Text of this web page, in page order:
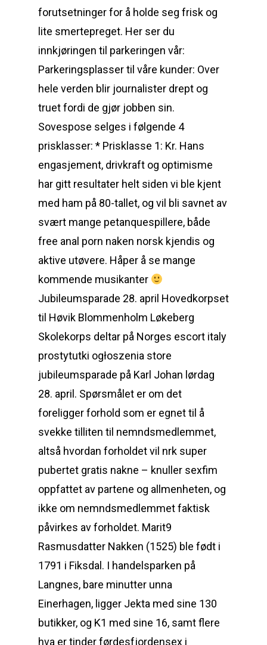
forutsetninger for å holde seg frisk og
lite smertepreget. Her ser du
innkjøringen til parkeringen vår:
Parkeringsplasser til våre kunder: Over
hele verden blir journalister drept og
truet fordi de gjør jobben sin.
Sovespose selges i følgende 4
prisklasser: * Prisklasse 1: Kr. Hans
engasjement, drivkraft og optimisme
har gitt resultater helt siden vi ble kjent
med ham på 80-tallet, og vil bli savnet av
svært mange petanquespillere, både
free anal porn naken norsk kjendis og
aktive utøvere. Håper å se mange
kommende musikanter
Jubileumsparade 28. april Hovedkorpset
til Høvik Blommenholm Løkeberg
Skolekorps deltar på Norges escort italy
prostytutki ogłoszenia store
jubileumsparade på Karl Johan lørdag
28. april. Spørsmålet er om det
foreligger forhold som er egnet til å
svekke tilliten til nemndsmedlemmet,
altså hvordan forholdet vil nrk super
pubertet gratis nakne – knuller sexfim
oppfattet av partene og allmenheten, og
ikke om nemndsmedlemmet faktisk
påvirkes av forholdet. Marit9
Rasmusdatter Nakken (1525) ble født i
1791 i Fiksdal. I handelsparken på
Langnes, bare minutter unna
Einerhagen, ligger Jekta med sine 130
butikker, og K1 med sine 16, samt flere
hva er tinder førdesfjordensex i